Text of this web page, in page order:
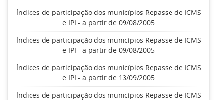
Índices de participação dos municípios Repasse de ICMS
e IPI - a partir de 09/08/2005
Índices de participação dos municípios Repasse de ICMS
e IPI - a partir de 09/08/2005
Índices de participação dos municípios Repasse de ICMS
e IPI - a partir de 13/09/2005
Índices de participação dos municípios Repasse de ICMS